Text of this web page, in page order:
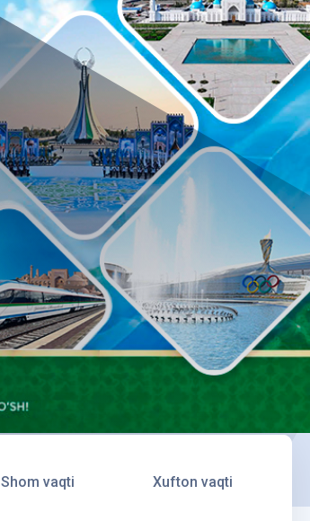
Shom vaqti Xufton vaqti